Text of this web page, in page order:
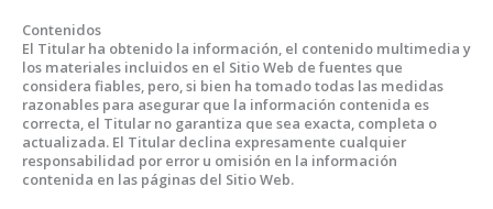
Contenidos
El Titular ha obtenido la información, el contenido multimedia y
los materiales incluidos en el Sitio Web de fuentes que
considera fiables, pero, si bien ha tomado todas las medidas
razonables para asegurar que la información contenida es
correcta, el Titular no garantiza que sea exacta, completa o
actualizada. El Titular declina expresamente cualquier
responsabilidad por error u omisión en la información
contenida en las páginas del Sitio Web.